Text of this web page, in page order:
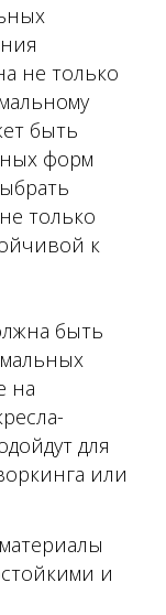
не только
быть
форм
только
к
быть
на
для
или
и